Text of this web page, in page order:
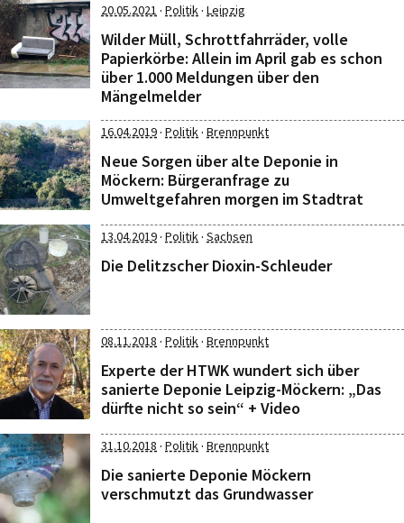
20.05.2021 · Politik· Leipzig
Wilder Müll, Schrottfahrräder, volle
Papierkörbe: Allein im April gab es schon
über 1.000 Meldungen über den
Mängelmelder
16.04.2019· Politik· Brennpunkt
Neue Sorgen über alte Deponie in
Möckern: Bürgeranfrage zu
Umweltgefahren morgen im Stadtrat
13.04.2019· Politik· Sachsen
Die Delitzscher Dioxin-Schleuder
08.11.2018 · Politik· Brennpunkt
Experte der HTWK wundert sich über
sanierte Deponie Leipzig-Möckern: „Das
dürfte nicht so sein“ + Video
31.10.2018 · Politik· Brennpunkt
Die sanierte Deponie Möckern
verschmutzt das Grundwasser